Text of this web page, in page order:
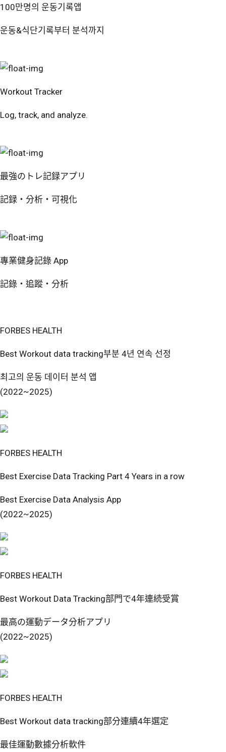
100만명의 운동기록앱
운동&식단기록부터 분석까지
Workout Tracker
Log, track, and analyze.
最強のトレ記録アプリ
記録・分析・可視化
專業健身記錄 App
記錄・追蹤・分析
FORBES HEALTH
Best Workout data tracking부분 4년 연속 선정
최고의 운동 데이터 분석 앱
(2022~2025)
FORBES HEALTH
Best Exercise Data Tracking Part 4 Years in a row
Best Exercise Data Analysis App
(2022~2025)
FORBES HEALTH
Best Workout Data Tracking部門で4年連続受賞
最高の運動データ分析アプリ
(2022~2025)
FORBES HEALTH
Best Workout data tracking部分連續4年選定
最佳運動數據分析軟件